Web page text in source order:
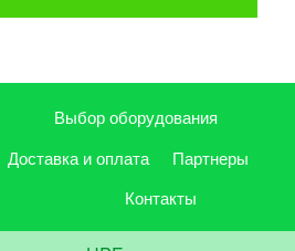
Выбор оборудования
Доставка и оплата
Партнеры
Контакты